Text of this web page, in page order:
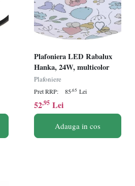
Plafoniera LED Rabalux
Hanka, 24W, multicolor
Plafoniere
Pret RRP: 85,65 Lei
52,95 Lei
Adauga in cos